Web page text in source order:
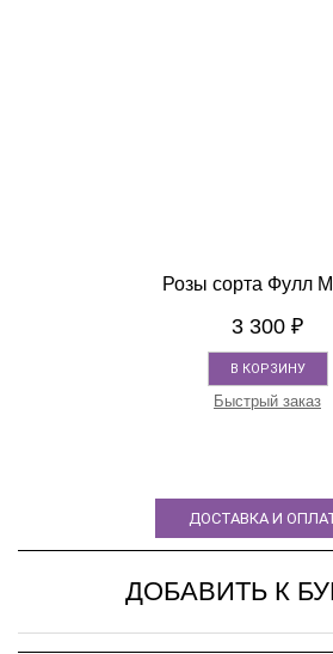
Розы сорта Фулл
3 300 ₽
В КОРЗИНУ
Быстрый заказ
ДОСТАВКА И
ДОБАВИТЬ К